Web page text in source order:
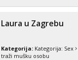
Laura u Zagrebu
Kategorija: Kategorija: Sex
traži mušku osobu